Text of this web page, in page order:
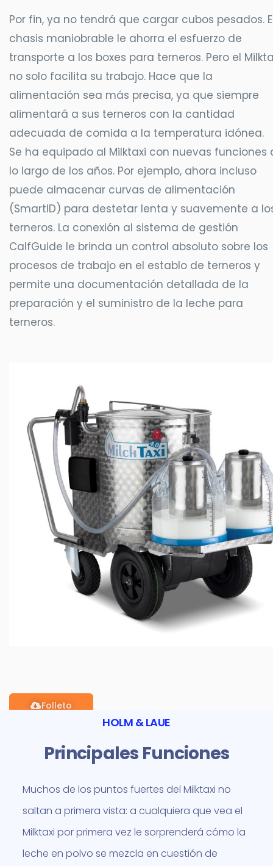
Por fin, ya no tendrá que cargar cubos pesados.
chasis maniobrable le ahorra el esfuerzo de
transporte a los boxes para terneros. Pero el
no solo facilita su trabajo. Hace que la
alimentación sea más precisa, ya que siempre
alimentará a sus terneros con la cantidad
adecuada de comida a la temperatura idónea.
Se ha equipado al Milktaxi con nuevas funciones
lo largo de los años. Por ejemplo, ahora incluso
puede almacenar curvas de alimentación
(SmartID) para destetar lenta y suavemente a
terneros. La conexión al sistema de gestión
CalfGuide le brinda un control absoluto sobre los
procesos de trabajo en el establo de terneros y
permite una documentación detallada de la
preparación y el suministro de la leche para
terneros.
Folleto
HOLM & LAUE
Principales Funciones
Muchos de los puntos fuertes del Milktaxi no
saltan a primera vista: a cualquiera que vea el
Milktaxi por primera vez le sorprenderá cómo la
leche en polvo se mezcla en cuestión de